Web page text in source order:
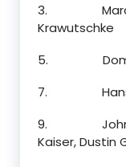
3. Marcello
Krawutschke
5. Dominik
7. Hans-
9. John
Kaiser, Dustin